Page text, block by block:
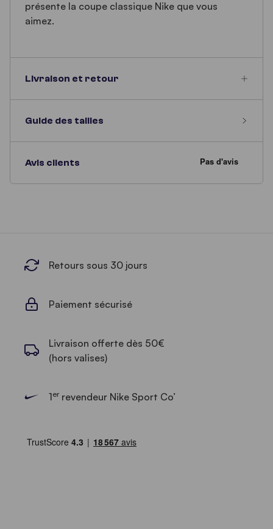
présente la coupe classique Nike que vous
aimez.
Livraison et retour
Guide des tailles
Avis clients
Retours sous 30 jours
Paiement sécurisé
Livraison offerte dès 50€
(hors valises)
1errevendeur Nike Sport Co’